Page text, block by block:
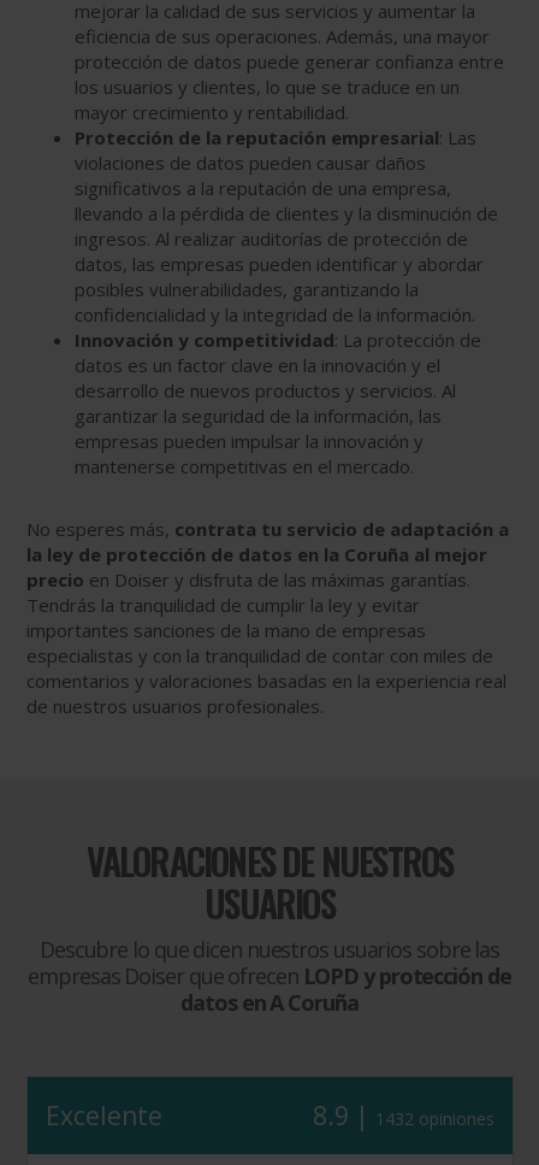
mejorar la calidad de sus servicios y aumentar la
eficiencia de sus operaciones. Además, una mayor
protección de datos puede generar confianza entre
los usuarios y clientes, lo que se traduce en un
mayor crecimiento y rentabilidad.
Protección de la reputación empresarial: Las
violaciones de datos pueden causar daños
significativos a la reputación de una empresa,
llevando a la pérdida de clientes y la disminución de
ingresos. Al realizar auditorías de protección de
datos, las empresas pueden identificar y abordar
posibles vulnerabilidades, garantizando la
confidencialidad y la integridad de la información.
Innovación y competitividad: La protección de
datos es un factor clave en la innovación y el
desarrollo de nuevos productos y servicios. Al
garantizar la seguridad de la información, las
empresas pueden impulsar la innovación y
mantenerse competitivas en el mercado.
No esperes más, contrata tu servicio de adaptación a
la ley de protección de datos en la Coruña al mejor
precio en Doiser y disfruta de las máximas garantías.
Tendrás la tranquilidad de cumplir la ley y evitar
importantes sanciones de la mano de empresas
especialistas y con la tranquilidad de contar con miles de
comentarios y valoraciones basadas en la experiencia real
de nuestros usuarios profesionales.
VALORACIONES DE NUESTROS
USUARIOS
Descubre lo que dicen nuestros usuarios sobre las
empresas Doiser que ofrecen LOPD y protección de
datos en A Coruña
Excelente 8.9 | 1432 opiniones